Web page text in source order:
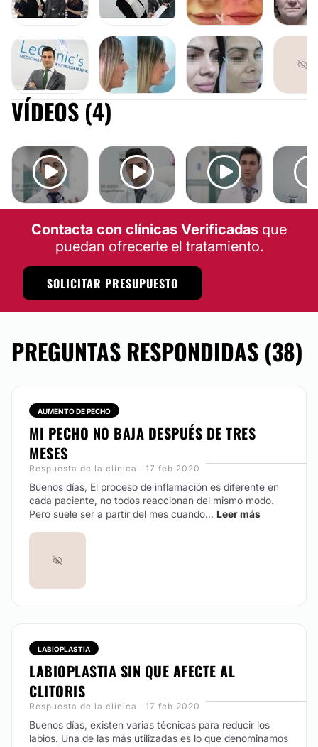
VÍDEOS (4)
BLEFAROPLASTIA MASTOPEXIA
Contacta con clínicas Verificadas que
puedan ofrecerte el tratamiento.
SOLICITAR PRESUPUESTO
PREGUNTAS RESPONDIDAS (38)
AUMENTO DE PECHO
MI PECHO NO BAJA DESPUÉS DE TRES
MESES
Respuesta de la clínica · 17 feb 2020
Buenos días, El proceso de inflamación es diferente en
cada paciente, no todos reaccionan del mismo modo.
Pero suele ser a partir del mes cuando... Leer más
LABIOPLASTIA
LABIOPLASTIA SIN QUE AFECTE AL
CLITORIS
Respuesta de la clínica · 17 feb 2020
Buenos días, existen varias técnicas para reducir los
labios. Una de las más utilizadas es lo que denominamos